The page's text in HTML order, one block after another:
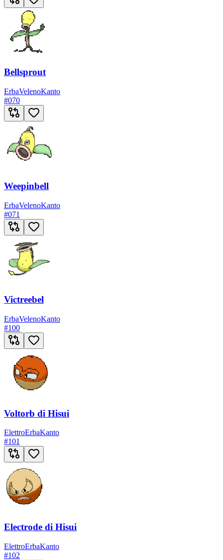
Bellsprout
ErbaVelenoKanto
#070
Weepinbell
ErbaVelenoKanto
#071
Victreebel
ErbaVelenoKanto
#100
Voltorb di Hisui
ElettroErbaKanto
#101
Electrode di Hisui
ElettroErbaKanto
#102